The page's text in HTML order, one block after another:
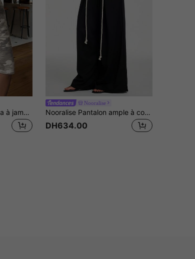
Muchica Short bermuda à jambes larges style de rue Y2K mode rétro décontracté avec imprimé camouflage, convient pour le port quotidien
Nooralise
Nooralise Pantalon ample à cordon de serrage
DH634.00